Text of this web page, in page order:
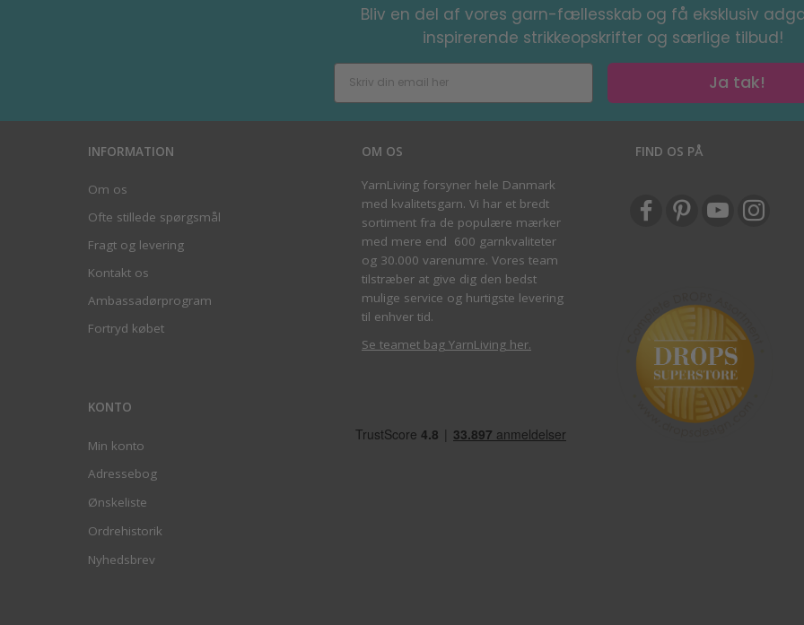
Bliv en del af vores garn-fællesskab og få eksklusiv
inspirerende strikkeopskrifter og særlige tilbud!
Ja tak!
INFORMATION
Om os
Ofte stillede spørgsmål
Fragt og levering
Kontakt os
Ambassadørprogram
Fortryd købet
KONTO
Min konto
Adressebog
Ønskeliste
Ordrehistorik
Nyhedsbrev
OM OS
YarnLiving forsyner hele Danmark
med kvalitetsgarn. Vi har et bredt
sortiment fra de populære mærker
med mere end 600 garnkvaliteter
og 30.000 varenumre. Vores team
tilstræber at give dig den bedst
mulige service og hurtigste levering
til enhver tid.
Se teamet bag YarnLiving her.
FIND OS PÅ